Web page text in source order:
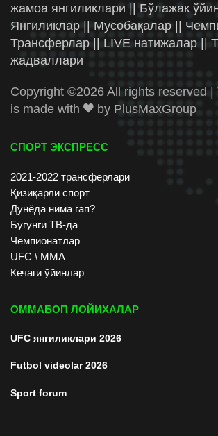
жамоа янгиликлари || Бўлажак
Янгиликлар || Мусобақалар ||
Трансферлар || LIVE натижалар ||
жадваллари
Copyright ©2026 All rights reserved
is made with
by PlusMaxGroup
СПОРТ ЭКСПРЕСС
2021-2022 трансферлари
Қизиқарли спорт
Дунёда нима гап?
Бугунги ТВ-да
Чемпионатлар
UFC \ ММА
Кечаги ўйинлар
ОММАБОП ЛОЙИХАЛАР
UFC янгиликлари 2026
Futbol videolar 2026
Sport forum